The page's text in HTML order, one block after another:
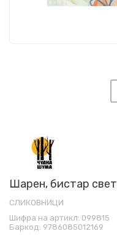
Шарен, бистар свет
СЛИКОВНИЦИ
Шифра на артикл: 099815
Баркод: 9786085012169